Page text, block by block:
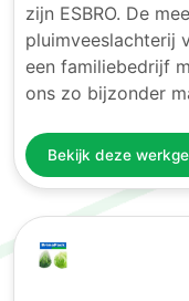
zijn ESBRO. De
pluimveeslachterij
een familiebedrijf
ons zo bijzonder
Bekijk deze